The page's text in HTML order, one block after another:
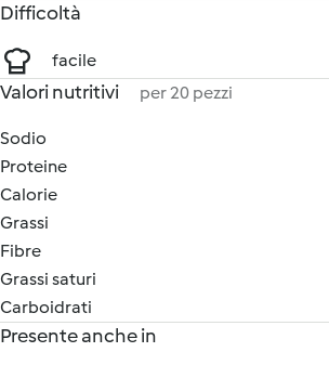
Difficoltà
facile
Valori nutritivi per 20 pezzi
Sodio
Proteine
Calorie
Grassi
Fibre
Grassi saturi
Carboidrati
Presente anche in